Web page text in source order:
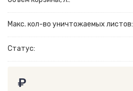
Макс. кол-во уничтожаемых листов:
Статус:
₽